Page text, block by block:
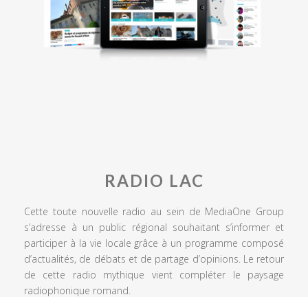
RADIO LAC
Cette toute nouvelle radio au sein de MediaOne Group
s’adresse à un public régional souhaitant s’informer et
participer à la vie locale grâce à un programme composé
d’actualités, de débats et de partage d’opinions. Le retour
de cette radio mythique vient compléter le paysage
radiophonique romand.